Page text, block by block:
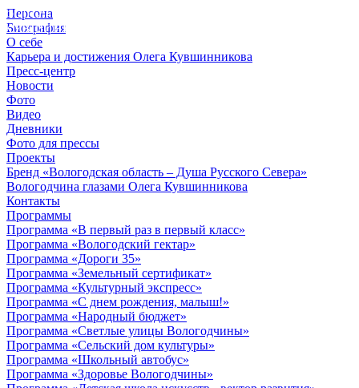
Персона
Биография
О себе
Карьера и достижения Олега Кувшинникова
Пресс-центр
Новости
Фото
Видео
Дневники
Фото для прессы
Проекты
Бренд «Вологодская область – Душа Русского Севера»
Вологодчина глазами Олега Кувшинникова
Контакты
Программы
Программа «В первый раз в первый класс»
Программа «Вологодский гектар»
Программа «Дороги 35»
Программа «Земельный сертификат»
Программа «Культурный экспресс»
Программа «С днем рождения, малыш!»
Программа «Народный бюджет»
Программа «Светлые улицы Вологодчины»
Программа «Сельский дом культуры»
Программа «Школьный автобус»
Программа «Здоровье Вологодчины»
© 2012 - 2023,
КУВШИННИКОВ О.А.